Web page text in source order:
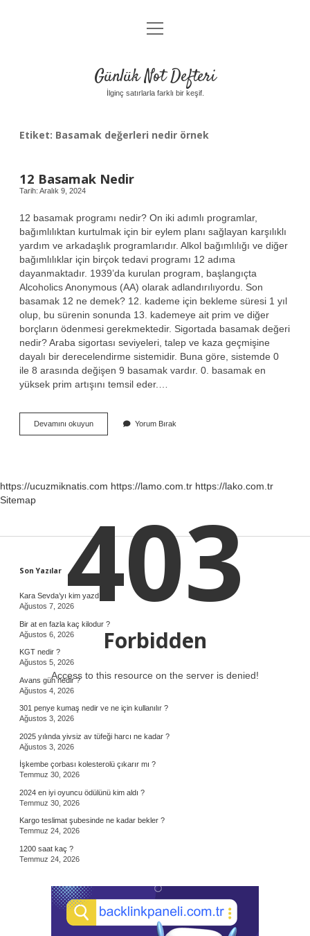
Anasayfa
Yasal Uyarı
menüyü
aç
Günlük Not Defteri
İlginç satırlarla farklı bir keşif.
Etiket: Basamak değerleri nedir örnek
12 Basamak Nedir
Tarih: Aralık 9, 2024
12 basamak programı nedir? On iki adımlı programlar,
bağımlılıktan kurtulmak için bir eylem planı sağlayan karşılıklı
yardım ve arkadaşlık programlarıdır. Alkol bağımlılığı ve diğer
bağımlılıklar için birçok tedavi programı 12 adıma
dayanmaktadır. 1939’da kurulan program, başlangıçta
Alcoholics Anonymous (AA) olarak adlandırılıyordu. Son
basamak 12 ne demek? 12. kademe için bekleme süresi 1 yıl
olup, bu sürenin sonunda 13. kademeye ait prim ve diğer
borçların ödenmesi gerekmektedir. Sigortada basamak değeri
nedir? Araba sigortası seviyeleri, talep ve kaza geçmişine
dayalı bir derecelendirme sistemidir. Buna göre, sistemde 0
ile 8 arasında değişen 9 basamak vardır. 0. basamak en
yüksek prim artışını temsil eder.…
Devamını okuyun12
Basamak
Yorum Bırak
https://ucuzmiknatis.com https://lamo.com.tr https://lako.com.tr
Sitemap
Sidebar
Son Yazılar
Kara Sevda’yı kim yazdı ?
Ağustos 7, 2026
Bir at en fazla kaç kilodur ?
Ağustos 6, 2026
KGT nedir ?
Ağustos 5, 2026
Avans gün nedir ?
Ağustos 4, 2026
301 penye kumaş nedir ve ne için kullanılır ?
Ağustos 3, 2026
2025 yılında yivsiz av tüfeği harcı ne kadar ?
Ağustos 3, 2026
İşkembe çorbası kolesterolü çıkarır mı ?
Temmuz 30, 2026
2024 en iyi oyuncu ödülünü kim aldı ?
Temmuz 30, 2026
Kargo teslimat şubesinde ne kadar bekler ?
Temmuz 24, 2026
1200 saat kaç ?
Temmuz 24, 2026
403
Forbidden
Access to this resource on the server is denied!